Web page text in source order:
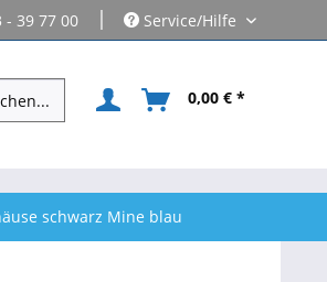
- 39 77 00 | Service/Hilfe
0,00 € *
schwarz Mine blau